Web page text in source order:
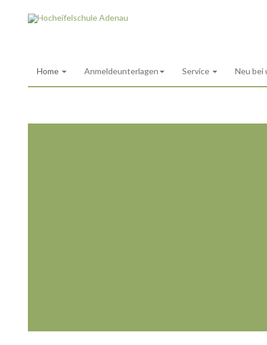
Home Anmeldeunterlagen Service Neu bei